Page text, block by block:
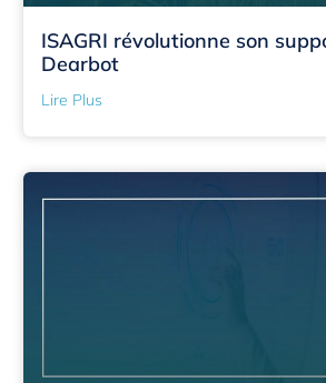
ISAGRI révolutionne son
Dearbot
Lire Plus